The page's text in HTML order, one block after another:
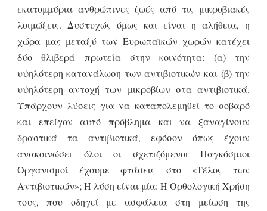
εκατομμύρια ανθρώπινες ζωές από τις μικροβιακές
λοιμώξεις. Δυστυχώς όμως και είναι η αλήθεια, η
χώρα μας μεταξύ των Ευρωπαϊκών χωρών κατέχει
δύο θλιβερά πρωτεία στην κοινότητα: (α) την
υψηλότερη κατανάλωση των αντιβιοτικών και (β) την
υψηλότερη αντοχή των μικροβίων στα αντιβιοτικά.
Υπάρχουν λύσεις για να καταπολεμηθεί το σοβαρό
και επείγον αυτό πρόβλημα και να ξαναγίνουν
δραστικά τα αντιβιοτικά, εφόσον όπως έχουν
ανακοινώσει όλοι οι σχετιζόμενοι Παγκόσμιοι
Οργανισμοί έχουμε φτάσεις στο «Τέλος των
Αντιβιοτικών»; Η λύση είναι μία: Η Ορθολογική Χρήση
τους, που οδηγεί με ασφάλεια στη μείωση της